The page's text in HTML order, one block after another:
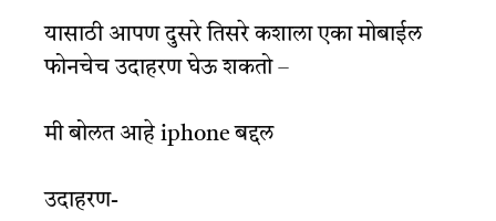
यासाठी आपण दुसरे तिसरे कशाला एका मोबाईल
फोनचेच उदाहरण घेऊ शकतो –
मी बोलत आहे iphone बद्दल
उदाहरण-